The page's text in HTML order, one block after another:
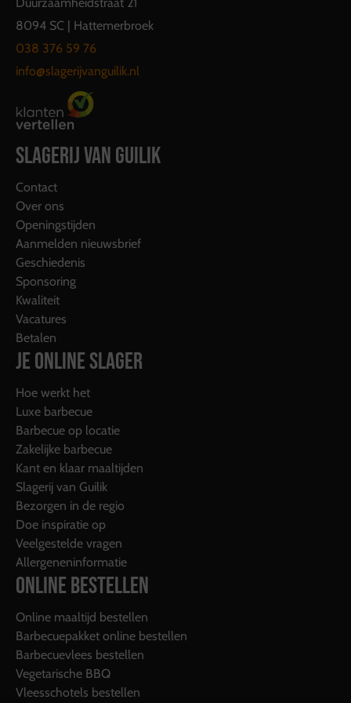
8094 SC | Hattemerbroek
038 376 59 76
info@slagerijvanguilik.nl
SLAGERIJ VAN GUILIK
Contact
Over ons
Openingstijden
Aanmelden nieuwsbrief
Geschiedenis
Sponsoring
Kwaliteit
Vacatures
Betalen
JE ONLINE SLAGER
Hoe werkt het
Luxe barbecue
Barbecue op locatie
Zakelijke barbecue
Kant en klaar maaltijden
Slagerij van Guilik
Bezorgen in de regio
Doe inspiratie op
Veelgestelde vragen
Allergeneninformatie
ONLINE BESTELLEN
Online maaltijd bestellen
Barbecuepakket online bestellen
Barbecuevlees bestellen
Vegetarische BBQ
Vleesschotels bestellen